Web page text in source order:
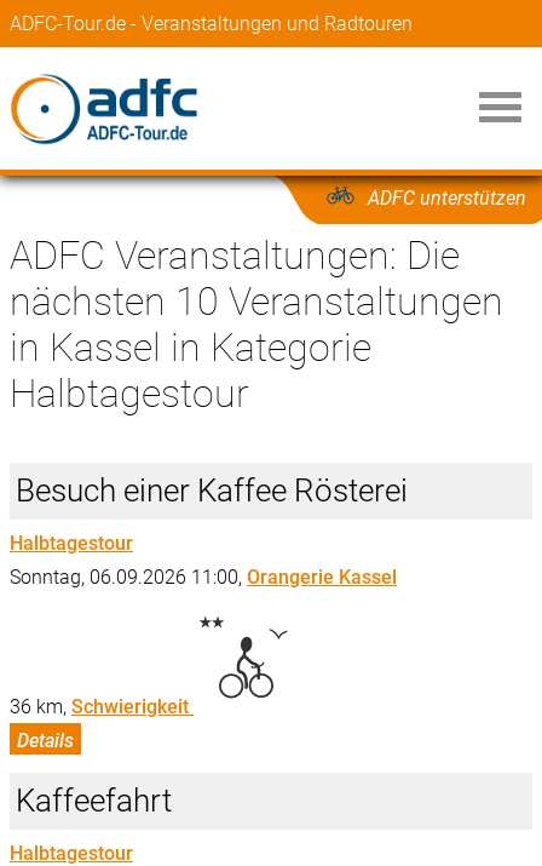
ADFC-Tour.de - Veranstaltungen und Radtouren
ADFC unterstützen
ADFC Veranstaltungen: Die
nächsten 10 Veranstaltungen
in Kassel in Kategorie
Halbtagestour
Besuch einer Kaffee Rösterei
Halbtagestour
Sonntag, 06.09.2026 11:00, Orangerie Kassel
36 km, Schwierigkeit
Details
Kaffeefahrt
Halbtagestour